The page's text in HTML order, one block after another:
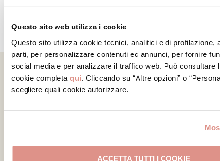
Questo sito web utilizza i cookie
Questo sito utilizza cookie tecnici, analitici e di profilazione,
parti, per personalizzare contenuti ed annunci, per fornire
social media e per analizzare il traffico web. Può consultare
cookie completa qui. Cliccando su “Altre opzioni” o
scegliere quali cookie autorizzare.
ACCETTA TUTTI I COOKIE
Tutti gli articoli